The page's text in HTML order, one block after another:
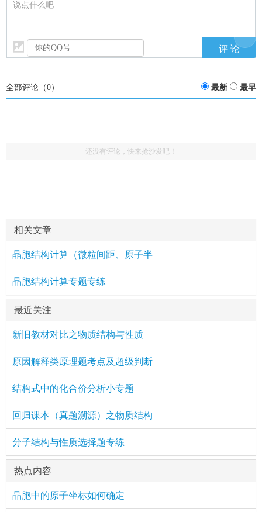
说点什么吧
全部评论（0） 最新 最早
还没有评论，快来抢沙发吧！
相关文章
晶胞结构计算（微粒间距、原子半
晶胞结构计算专题专练
最近关注
新旧教材对比之物质结构与性质
原因解释类原理题考点及超级判断
结构式中的化合价分析小专题
回归课本（真题溯源）之物质结构
分子结构与性质选择题专练
热点内容
晶胞中的原子坐标如何确定